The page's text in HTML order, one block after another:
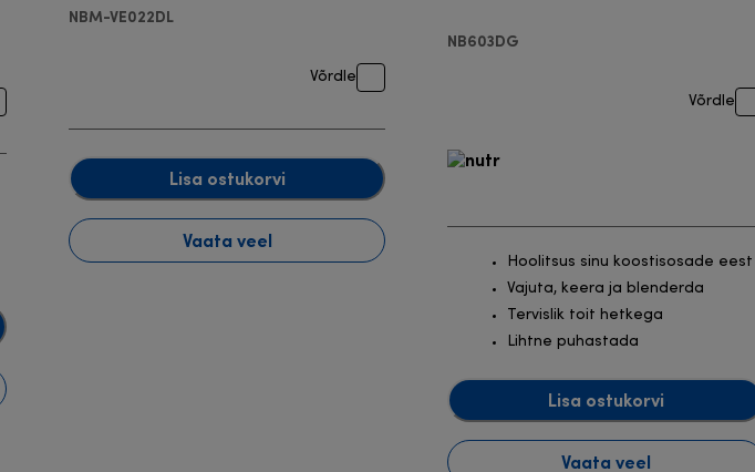
NBM-VE022DL
Võrdle
Lisa ostukorvi
Vaata veel
NB603DG
Võrdle
Hoolitsus sinu koostisosade eest
Vajuta, keera ja blenderda
Tervislik toit hetkega
Lihtne puhastada
Lisa ostukorvi
Vaata veel